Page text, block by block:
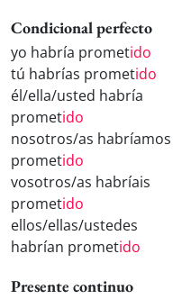
Condicional perfecto
yo habría prometido
tú habrías prometido
él/ella/usted habría
prometido
nosotros/as habríamos
prometido
vosotros/as habríais
prometido
ellos/ellas/ustedes
habrían prometido
Presente continuo